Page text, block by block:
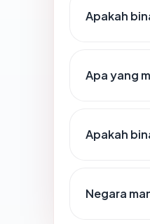
Apakah
Apa yang
Apakah
Negara